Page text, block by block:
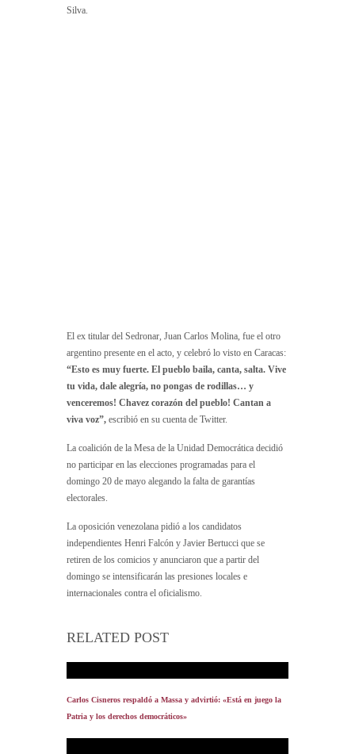
Silva.
El ex titular del Sedronar, Juan Carlos Molina, fue el otro
argentino presente en el acto, y celebró lo visto en Caracas:
“Esto es muy fuerte. El pueblo baila, canta, salta. Vive
tu vida, dale alegría, no pongas de rodillas… y
venceremos! Chavez corazón del pueblo! Cantan a
viva voz”, escribió en su cuenta de Twitter.
La coalición de la Mesa de la Unidad Democrática decidió
no participar en las elecciones programadas para el
domingo 20 de mayo alegando la falta de garantías
electorales.
La oposición venezolana pidió a los candidatos
independientes Henri Falcón y Javier Bertucci que se
retiren de los comicios y anunciaron que a partir del
domingo se intensificarán las presiones locales e
internacionales contra el oficialismo.
RELATED POST
Carlos Cisneros respaldó a Massa y advirtió: «Está en juego la
Patria y los derechos democráticos»